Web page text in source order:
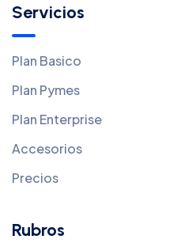
Servicios
Plan Basico
Plan Pymes
Plan Enterprise
Accesorios
Precios
Rubros